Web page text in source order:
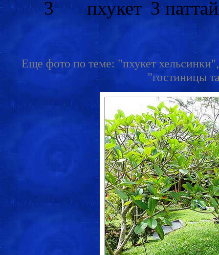
Еще фото по теме: "пхукет
"гостиницы